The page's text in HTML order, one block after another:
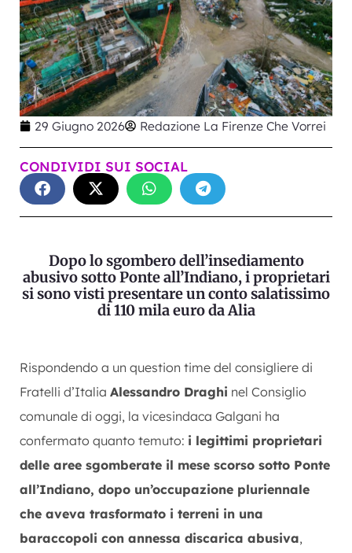
29 Giugno 2026 Redazione La Firenze Che Vorrei
CONDIVIDI SUI SOCIAL
Dopo lo sgombero dell’insediamento
abusivo sotto Ponte all’Indiano, i proprietari
si sono visti presentare un conto salatissimo
di 110 mila euro da Alia
Rispondendo a un question time del consigliere di
Fratelli d’Italia Alessandro Draghi nel Consiglio
comunale di oggi, la vicesindaca Galgani ha
confermato quanto temuto: i legittimi proprietari
delle aree sgomberate il mese scorso sotto Ponte
all’Indiano, dopo un’occupazione pluriennale
che aveva trasformato i terreni in una
baraccopoli con annessa discarica abusiva,